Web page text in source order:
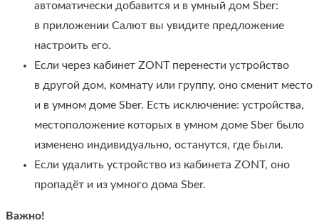
автоматически добавится и в умный дом Sber:
в приложении Салют вы увидите предложение
настроить его.
Если через кабинет ZONT перенести устройство
в другой дом, комнату или группу, оно сменит место
и в умном доме Sber. Есть исключение: устройства,
местоположение которых в умном доме Sber было
изменено индивидуально, останутся, где были.
Если удалить устройство из кабинета ZONT, оно
пропадёт и из умного дома Sber.
Важно!